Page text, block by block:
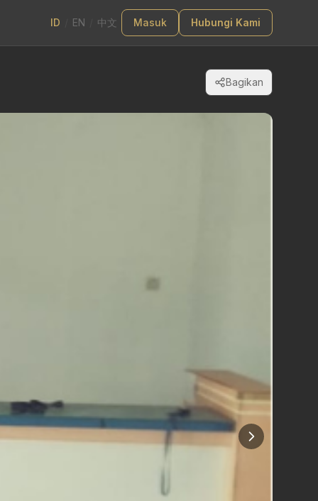
ID EN 中文 Masuk Hubungi Kami
Bagikan